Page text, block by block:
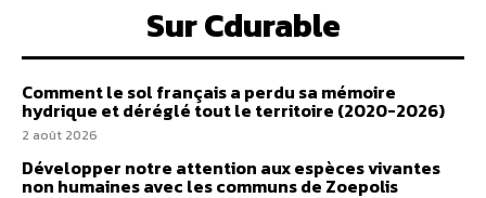
Sur Cdurable
Comment le sol français a perdu sa mémoire
hydrique et déréglé tout le territoire (2020-2026)
2 août 2026
Développer notre attention aux espèces vivantes
non humaines avec les communs de Zoepolis